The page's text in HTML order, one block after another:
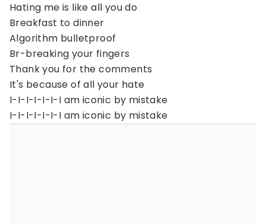
Hating me is like all you do
Breakfast to dinner
Algorithm bulletproof
Br-breaking your fingers
Thank you for the comments
It's because of all your hate
I-I-I-I-I-I-I am iconic by mistake
I-I-I-I-I-I-I am iconic by mistake